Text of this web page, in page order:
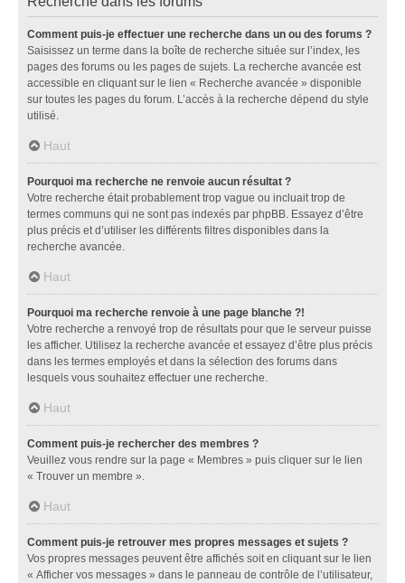
Comment puis-je effectuer une recherche dans un ou des forums ?
Saisissez un terme dans la boîte de recherche située sur l’index, les
pages des forums ou les pages de sujets. La recherche avancée est
accessible en cliquant sur le lien « Recherche avancée » disponible
sur toutes les pages du forum. L’accès à la recherche dépend du style
utilisé.
Haut
Pourquoi ma recherche ne renvoie aucun résultat ?
Votre recherche était probablement trop vague ou incluait trop de
termes communs qui ne sont pas indexés par phpBB. Essayez d’être
plus précis et d’utiliser les différents filtres disponibles dans la
recherche avancée.
Haut
Pourquoi ma recherche renvoie à une page blanche ?!
Votre recherche a renvoyé trop de résultats pour que le serveur puisse
les afficher. Utilisez la recherche avancée et essayez d’être plus précis
dans les termes employés et dans la sélection des forums dans
lesquels vous souhaitez effectuer une recherche.
Haut
Comment puis-je rechercher des membres ?
Veuillez vous rendre sur la page « Membres » puis cliquer sur le lien
« Trouver un membre ».
Haut
Comment puis-je retrouver mes propres messages et sujets ?
Vos propres messages peuvent être affichés soit en cliquant sur le lien
« Afficher vos messages » dans le panneau de contrôle de l’utilisateur,